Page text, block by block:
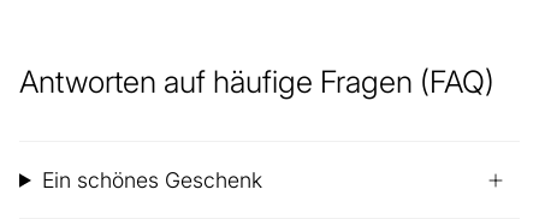
Antworten auf häufige Fragen (FAQ)
Ein schönes Geschenk